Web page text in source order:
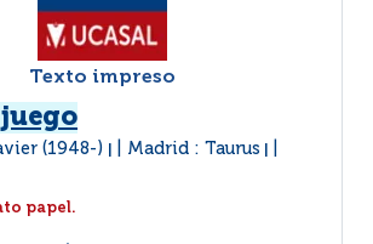
Texto impreso
(1948-) Madrid : Taurus
papel.